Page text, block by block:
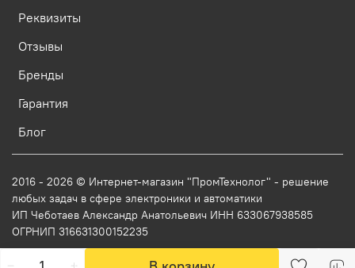
Реквизиты
Отзывы
Бренды
Гарантия
Блог
2016 - 2026 © Интернет-магазин "ПромТехнолог" - решение
любых задач в сфере электроники и автоматики
ИП Чеботаев Александр Анатольевич ИНН 633067938585
ОГРНИП 316631300152235